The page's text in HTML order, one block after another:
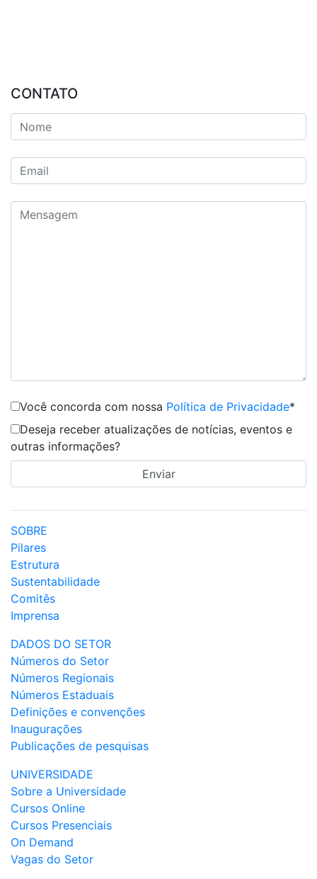
CONTATO
Você concorda com nossa Política de Privacidade*
Deseja receber atualizações de notícias, eventos e
outras informações?
SOBRE
Pilares
Estrutura
Sustentabilidade
Comitês
Imprensa
DADOS DO SETOR
Números do Setor
Números Regionais
Números Estaduais
Definições e convenções
Inaugurações
Publicações de pesquisas
UNIVERSIDADE
Sobre a Universidade
Cursos Online
Cursos Presenciais
On Demand
Vagas do Setor